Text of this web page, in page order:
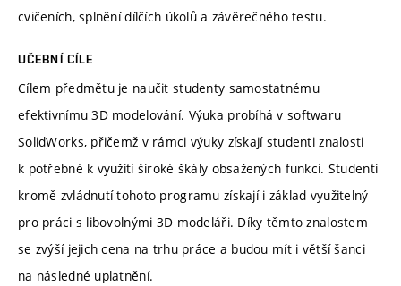
cvičeních, splnění dílčích úkolů a závěrečného testu.
UČEBNÍ CÍLE
Cílem předmětu je naučit studenty samostatnému
efektivnímu 3D modelování. Výuka probíhá v softwaru
SolidWorks, přičemž v rámci výuky získají studenti znalosti
k potřebné k využití široké škály obsažených funkcí. Studenti
kromě zvládnutí tohoto programu získají i základ využitelný
pro práci s libovolnými 3D modeláři. Díky těmto znalostem
se zvýší jejich cena na trhu práce a budou mít i větší šanci
na následné uplatnění.